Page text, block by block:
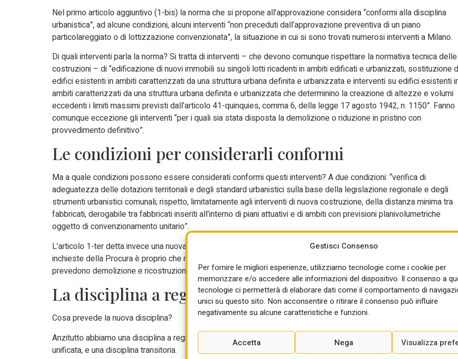
Gestisci Consenso
Per fornire le migliori esperienze, utilizziamo tecnologie come i cookie per
memorizzare e/o accedere alle informazioni del dispositivo. Il consenso a
tecnologie ci permetterà di elaborare dati come il comportamento di
unici su questo sito. Non acconsentire o ritirare il consenso può influire
negativamente su alcune caratteristiche e funzioni.
Accetta Nega Visualizza
Nel primo articolo aggiuntivo (1-bis) la norma che si propone all’approvazione considera “conformi alla disciplina
urbanistica”, ad alcune condizioni, alcuni interventi “non preceduti dall’approvazione preventiva di un piano
particolareggiato o di lottizzazione convenzionata”, la situazione in cui si sono trovati numerosi interventi a Milano.
Di quali interventi parla la norma? Si tratta di interventi – che devono comunque rispettare la normativa tecnica delle
costruzioni – di “edificazione di nuovi immobili su singoli lotti ricadenti in ambiti edificati e urbanizzati, sostituzione
edifici esistenti in ambiti caratterizzati da una struttura urbana definita e urbanizzata e interventi su edifici esistenti
ambiti caratterizzati da una struttura urbana definita e urbanizzata che determinino la creazione di altezze e volumi
eccedenti i limiti massimi previsti dall’articolo 41-quinquies, comma 6, della legge 17 agosto 1942, n. 1150”. Fanno
comunque eccezione gli interventi “per i quali sia stata disposta la demolizione o riduzione in pristino con
provvedimento definitivo”.
Le condizioni per considerarli conformi
Ma a quale condizioni possono essere considerati conformi questi interventi? A due condizioni: “verifica di
adeguatezza delle dotazioni territoriali e degli standard urbanistici sulla base della legislazione regionale e degli
strumenti urbanistici comunali; rispetto, limitatamente agli interventi di nuova costruzione, della distanza minima tra
fabbricati, derogabile tra fabbricati inseriti all’interno di piani attuativi e di ambiti con previsioni planivolumetriche
oggetto di convenzionamento unitario”.
L’articolo 1-ter detta invece una nuova disciplina delle ristrutturazioni edilizie (una delle questioni sollevate dalle
inchieste della Procura è proprio che non possono essere considerati interventi di ristrutturazioni edilizie quelli che
prevedono demolizione e ricostruzione di edifici con modifiche di volumi, sagome, prospetti, sedime).
La disciplina a regime della ristrutturazione edilizia
Cosa prevede la nuova disciplina?
Anzitutto abbiamo una disciplina a regime, che va approvata entro sei mesi tramite un accordo in Conferenza
unificata, e una disciplina transitoria.